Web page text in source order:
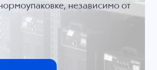
независимо от